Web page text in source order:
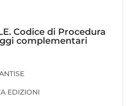
Codice di Procedura
complementari
EDIZIONI